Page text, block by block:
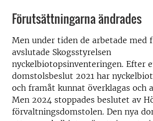
Förutsättningarna ändrades
Men under tiden de arbetade med
avslutade Skogsstyrelsen
nyckelbiotopsinventeringen. Efter
domstolsbeslut 2021 har
och framåt kunnat överklagas och
Men 2024 stoppades beslutet av
förvaltningsdomstolen. Den nya